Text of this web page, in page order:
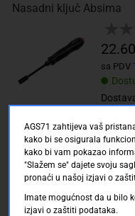
Nasadni ključ Absima
sa PDV
Upravljački prekidač
AGS71 zahtijeva vaš
kako bi se osigurala
kako bi vam pokazao
"Slažem se" dajete svoju
pronaći u našoj izjavi o
Imate mogućnost da u bilo
izjavi o zaštiti podataka.